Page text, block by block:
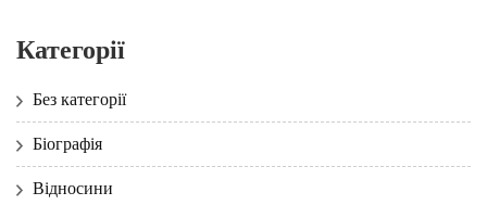
Категорії
Без категорії
Біографія
Відносини